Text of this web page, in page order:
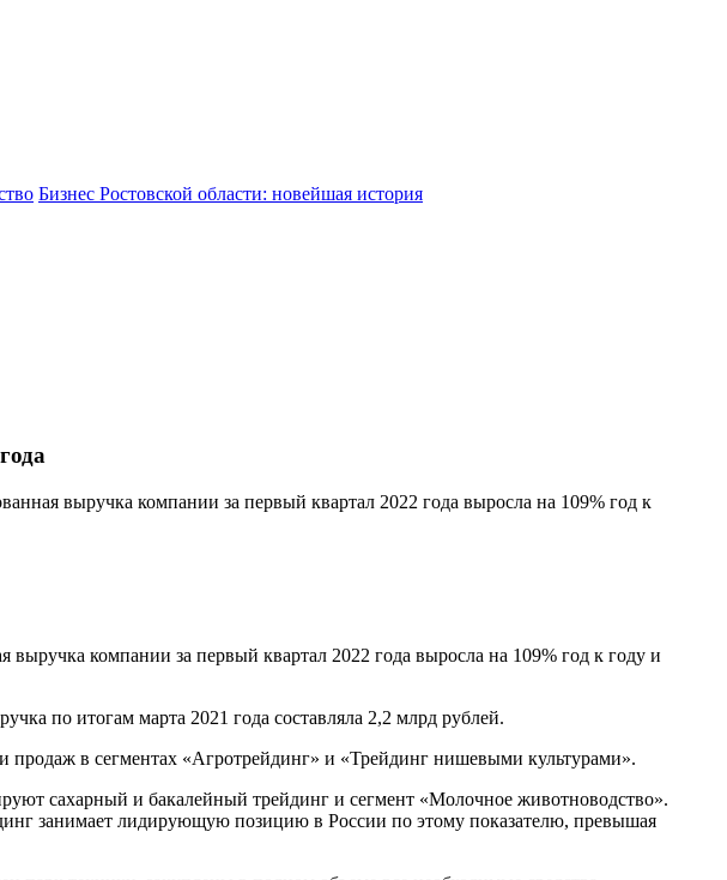
Бизнес Ростовской области: новейшая история
выручка компании за первый квартал 2022 года выросла на 109% год к
компании за первый квартал 2022 года выросла на 109% год к году и
по итогам марта 2021 года составляла 2,2 млрд рублей.
продаж в сегментах «Агротрейдинг» и «Трейдинг нишевыми культурами».
сахарный и бакалейный трейдинг и сегмент «Молочное животноводство».
занимает лидирующую позицию в России по этому показателю, превышая